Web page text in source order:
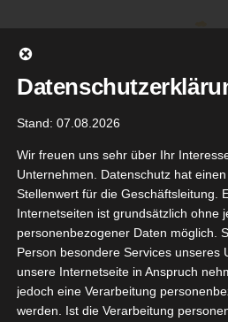
springen
Gehe zu ...
Stand: 07.08.2026
Wir freuen uns sehr über Ihr
Unternehmen. Datenschutz hat
Stellenwert für die Geschäftsleitung.
Internetseiten ist grundsätzlich ohne
personenbezogener Daten möglich.
Person besondere Services unseres
unsere Internetseite in Anspruch
jedoch eine Verarbeitung
werden. Ist die Verarbeitung